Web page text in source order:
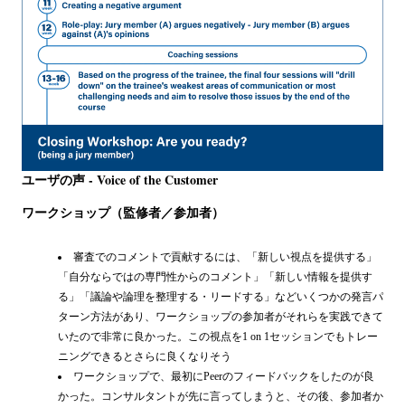
ユーザの声 - Voice of the Customer
ワークショップ（監修者／参加者）
審査でのコメントで貢献するには、「新しい視点を提供する」
「自分ならではの専門性からのコメント」「新しい情報を提供す
る」「議論や論理を整理する・リードする」などいくつかの発言パ
ターン方法があり、ワークショップの参加者がそれらを実践できて
いたので非常に良かった。この視点を1 on 1セッションでもトレー
ニングできるとさらに良くなりそう
ワークショップで、最初にPeerのフィードバックをしたのが良
かった。コンサルタントが先に言ってしまうと、その後、参加者か